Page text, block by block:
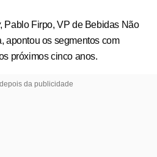
, Pablo Firpo, VP de Bebidas Não
apontou os segmentos com
próximos cinco anos.
da publicidade